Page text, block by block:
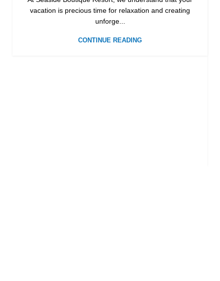
vacation is precious time for relaxation and creating
unforge...
CONTINUE READING